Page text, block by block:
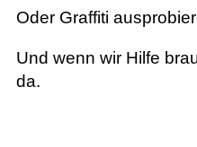
Oder Graffiti
Und wenn wir Hilfe
da.